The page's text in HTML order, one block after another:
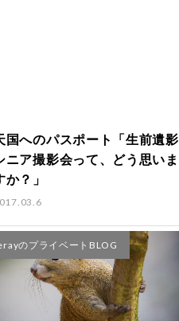
国へのパスポート「生前遺影
ニア撮影会って、どう思いま
か？」
のプライベートBLOG